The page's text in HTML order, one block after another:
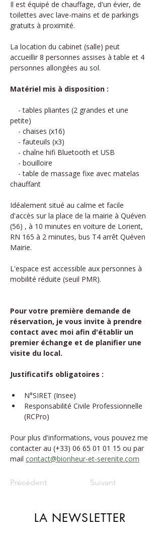
Il est équipé de chauffage, d'un évier, de
toilettes avec lave-mains et de parkings
gratuits à proximité.
La location du cabinet (salle) peut
accueillir 8 personnes assises à table et 4
personnes allongées au sol.
Matériel mis à disposition :
petite)
    - chaises (x16)
    - fauteuils (x3)
    - chaîne hifi Bluetooth et USB
    - bouilloire
chauffant
Idéalement situé au calme et facile
d'accès sur la place de la mairie à Quéven
(56) , à 10 minutes en voiture de Lorient,
RN 165 à 2 minutes, bus T4 arrêt Quéven
Mairie.
L'espace est accessible aux personnes à
mobilité réduite (seuil PMR).
Pour votre première demande de
réservation, je vous invite à prendre
contact avec moi afin d'établir un
premier échange et de planifier une
visite du local.
Justificatifs obligatoires :
N°SIRET (Insee)
Responsabilité Civile Professionnelle
(RCPro)
Pour plus d'informations, vous pouvez me
contacter au (+33) 06 65 01 01 15 ou par
mail contact@bionheur-et-serenite.com
Précédent Suivant
LA NEWSLETTER